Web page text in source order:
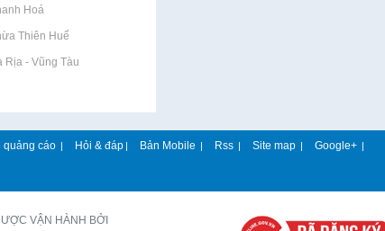
Hoá
Thiên Huế
Rịa - Vũng Tàu
quảng cáo | Hỏi & đáp | Bản Mobile | Rss | Site map | Google+ |
VẬN HÀNH BỞI